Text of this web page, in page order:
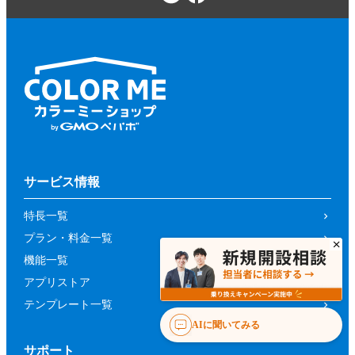
サービス情報
特長一覧
プラン・料金一覧
機能一覧
アプリストア
テンプレート一覧
サポート
AIに聞いてみる